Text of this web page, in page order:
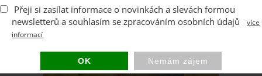
Přeji si zasílat informace o novinkách a slevách formou
newsletterů a souhlasím se zpracováním osobních údajů
více
informací